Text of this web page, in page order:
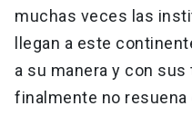
muchas veces las
llegan a este
a su manera y con sus
finalmente no resuena